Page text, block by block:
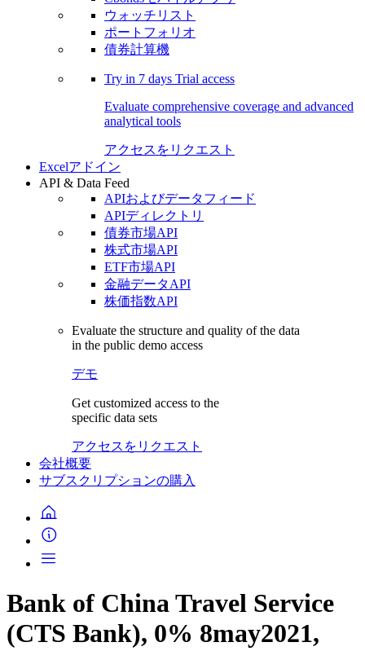
ウォッチリスト
ポートフォリオ
債券計算機
Try in 7 days Trial access
Evaluate comprehensive coverage and advanced
analytical tools
アクセスをリクエスト
Excelアドイン
API & Data Feed
APIおよびデータフィード
APIディレクトリ
債券市場API
株式市場API
ETF市場API
金融データAPI
株価指数API
Evaluate the structure and quality of the data
in the public demo access
デモ
Get customized access to the
specific data sets
アクセスをリクエスト
会社概要
サブスクリプションの購入
Bank of China Travel Service
(CTS Bank), 0% 8may2021,